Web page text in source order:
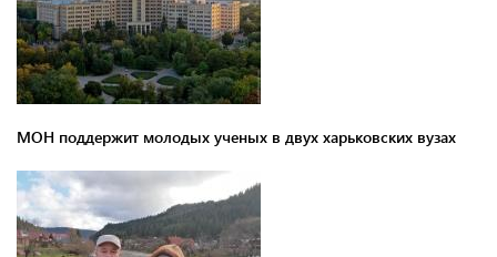
МОН поддержит молодых ученых в двух харьковских вузах